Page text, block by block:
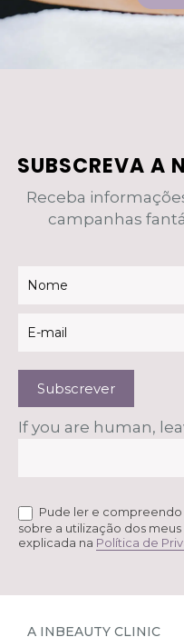
SUBSCREVA A
Receba
campanhas
Newsletter
Pude ler e
sobre a utilização dos
explicada na Política de
Subscrever
If you are human,
A INBEAUTY CLINIC